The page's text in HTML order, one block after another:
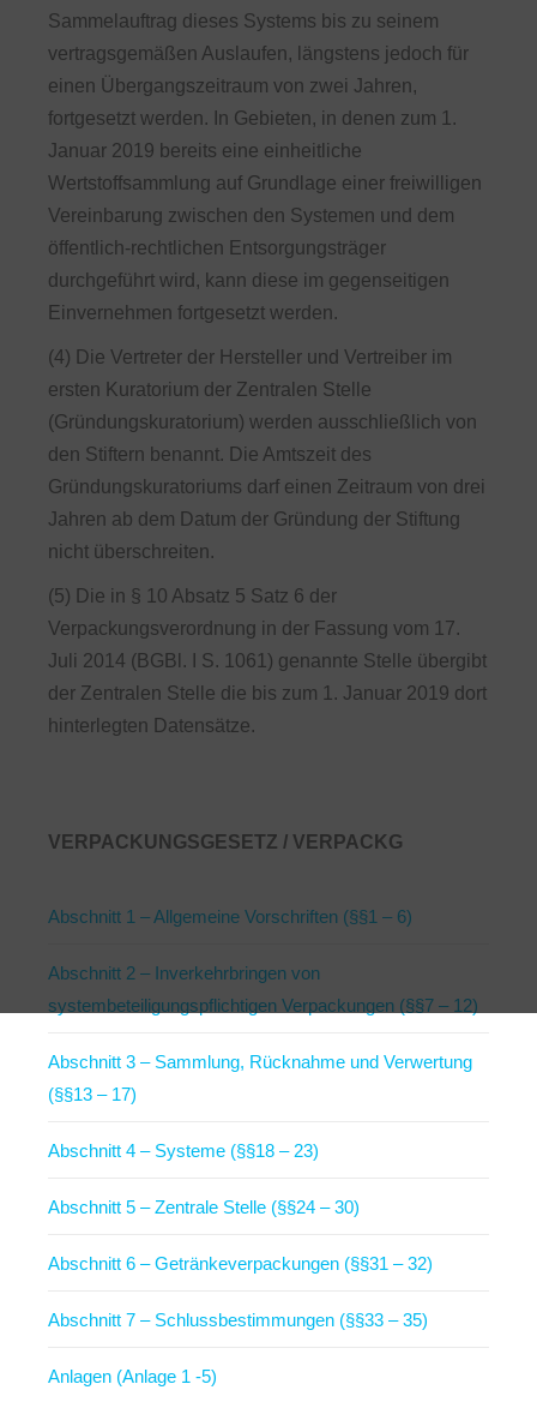
Sammelauftrag dieses Systems bis zu seinem
vertragsgemäßen Auslaufen, längstens jedoch für
einen Übergangszeitraum von zwei Jahren,
fortgesetzt werden. In Gebieten, in denen zum 1.
Januar 2019 bereits eine einheitliche
Wertstoffsammlung auf Grundlage einer freiwilligen
Vereinbarung zwischen den Systemen und dem
öffentlich-rechtlichen Entsorgungsträger
durchgeführt wird, kann diese im gegenseitigen
Einvernehmen fortgesetzt werden.
(4) Die Vertreter der Hersteller und Vertreiber im
ersten Kuratorium der Zentralen Stelle
(Gründungskuratorium) werden ausschließlich von
den Stiftern benannt. Die Amtszeit des
Gründungskuratoriums darf einen Zeitraum von drei
Jahren ab dem Datum der Gründung der Stiftung
nicht überschreiten.
(5) Die in § 10 Absatz 5 Satz 6 der
Verpackungsverordnung in der Fassung vom 17.
Juli 2014 (BGBl. I S. 1061) genannte Stelle übergibt
der Zentralen Stelle die bis zum 1. Januar 2019 dort
hinterlegten Datensätze.
VERPACKUNGSGESETZ / VERPACKG
Abschnitt 1 – Allgemeine Vorschriften (§§1 – 6)
Abschnitt 2 – Inverkehrbringen von
systembeteiligungspflichtigen Verpackungen (§§7 – 12)
Abschnitt 3 – Sammlung, Rücknahme und Verwertung
(§§13 – 17)
Abschnitt 4 – Systeme (§§18 – 23)
Abschnitt 5 – Zentrale Stelle (§§24 – 30)
Abschnitt 6 – Getränkeverpackungen (§§31 – 32)
Abschnitt 7 – Schlussbestimmungen (§§33 – 35)
Anlagen (Anlage 1 -5)